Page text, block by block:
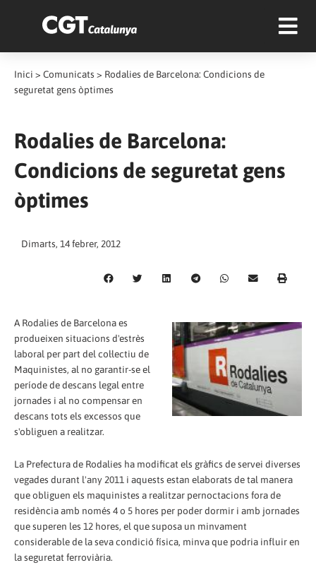
Inici > Comunicats > Rodalies de Barcelona: Condicions de
seguretat gens òptimes
Rodalies de Barcelona:
Condicions de seguretat gens
òptimes
Dimarts, 14 febrer, 2012
A Rodalies de Barcelona es
produeixen situacions d'estrès
laboral per part del col·lectiu de
Maquinistes, al no garantir-se el
període de descans legal entre
jornades i al no compensar en
descans tots els excessos que
s'obliguen a realitzar.
La Prefectura de Rodalies ha modificat els gràfics de servei diverses
vegades durant l'any 2011 i aquests estan elaborats de tal manera
que obliguen els maquinistes a realitzar pernoctacions fora de
residència amb només 4 o 5 hores per poder dormir i amb jornades
que superen les 12 hores, el que suposa un minvament
considerable de la seva condició física, minva que podria influir en
la seguretat ferroviària.